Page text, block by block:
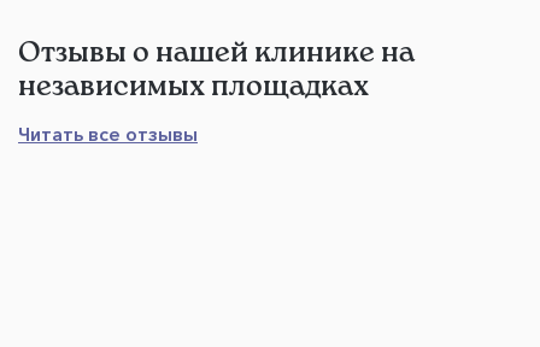
Отзывы о нашей клинике на
независимых площадках
Читать все отзывы